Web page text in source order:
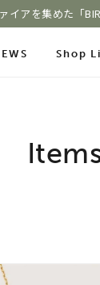
イアを集めた「
Shop